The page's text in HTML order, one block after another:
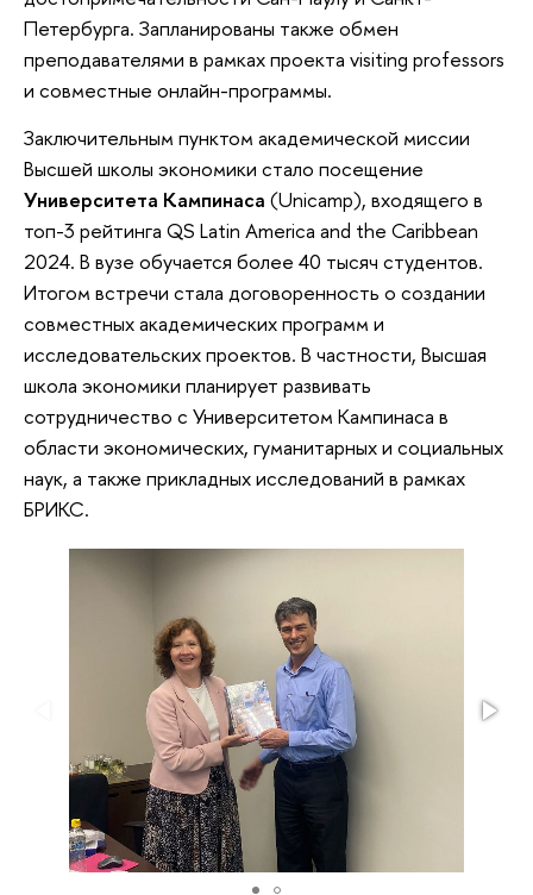
Петербурга. Запланированы также обмен
преподавателями в рамках проекта visiting professors
и совместные онлайн-программы.
Заключительным пунктом академической миссии
Высшей школы экономики стало посещение
Университета Кампинаса (Unicamp), входящего в
топ-3 рейтинга QS Latin America and the Caribbean
2024. В вузе обучается более 40 тысяч студентов.
Итогом встречи стала договоренность о создании
совместных академических программ и
исследовательских проектов. В частности, Высшая
школа экономики планирует развивать
сотрудничество с Университетом Кампинаса в
области экономических, гуманитарных и социальных
наук, а также прикладных исследований в рамках
БРИКС.